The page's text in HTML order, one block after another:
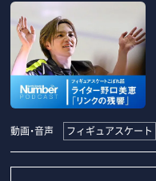
動画・音声 フィギュアスケート